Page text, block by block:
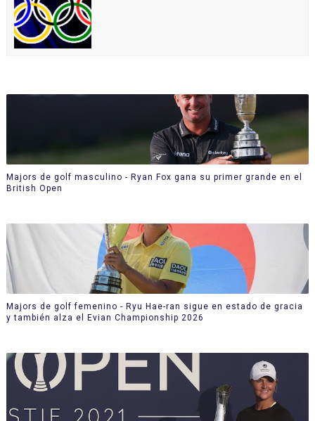
Majors de golf masculino - Ryan Fox gana su primer grande en el
British Open
Majors de golf femenino - Ryu Hae-ran sigue en estado de gracia
y también alza el Evian Championship 2026